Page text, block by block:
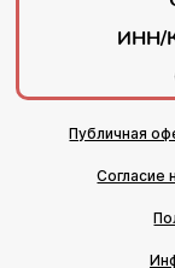
ИНН/
Публичная
Согласие